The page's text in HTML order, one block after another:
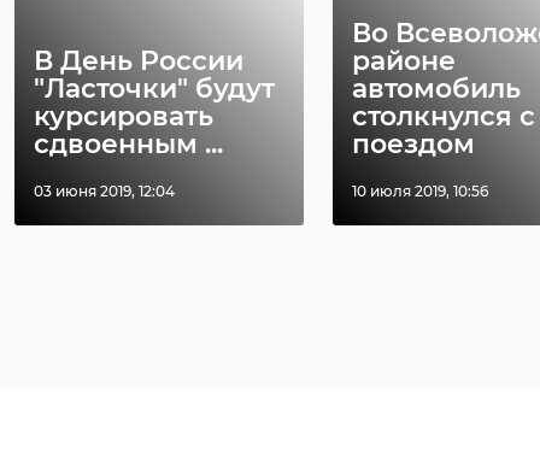
В День России
"Ласточки" будут
курсировать
сдвоенным ...
03 июня 2019, 12:04
Во
районе
автомобиль
столкнулся с
поездом
10 июля 2019, 10:56